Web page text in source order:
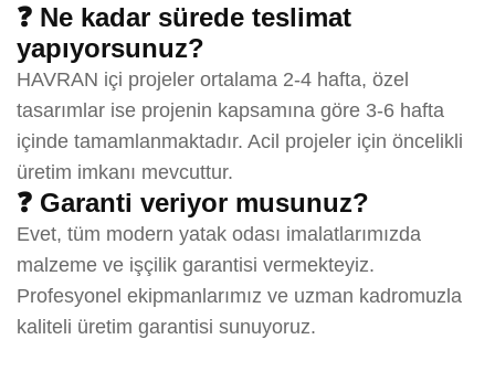
❓ Ne kadar sürede teslimat
yapıyorsunuz?
HAVRAN içi projeler ortalama 2-4 hafta, özel
tasarımlar ise projenin kapsamına göre 3-6 hafta
içinde tamamlanmaktadır. Acil projeler için öncelikli
üretim imkanı mevcuttur.
❓ Garanti veriyor musunuz?
Evet, tüm modern yatak odası imalatlarımızda
malzeme ve işçilik garantisi vermekteyiz.
Profesyonel ekipmanlarımız ve uzman kadromuzla
kaliteli üretim garantisi sunuyoruz.